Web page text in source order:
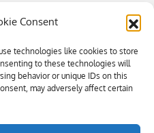
Consent
technologies like cookies to store
to these technologies will
behavior or unique IDs on this
may adversely affect certain
Pfoten an heißen Tagen
auf Ruf Teil 3